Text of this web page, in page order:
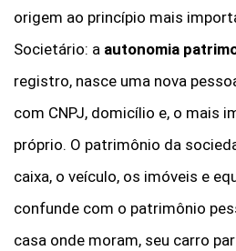
origem ao princípio mais
Societário: a autonomia
registro, nasce uma nova
com CNPJ, domicílio e, o mais
próprio. O patrimônio da
caixa, o veículo, os imóveis e
confunde com o patrimônio
casa onde moram, seu carro